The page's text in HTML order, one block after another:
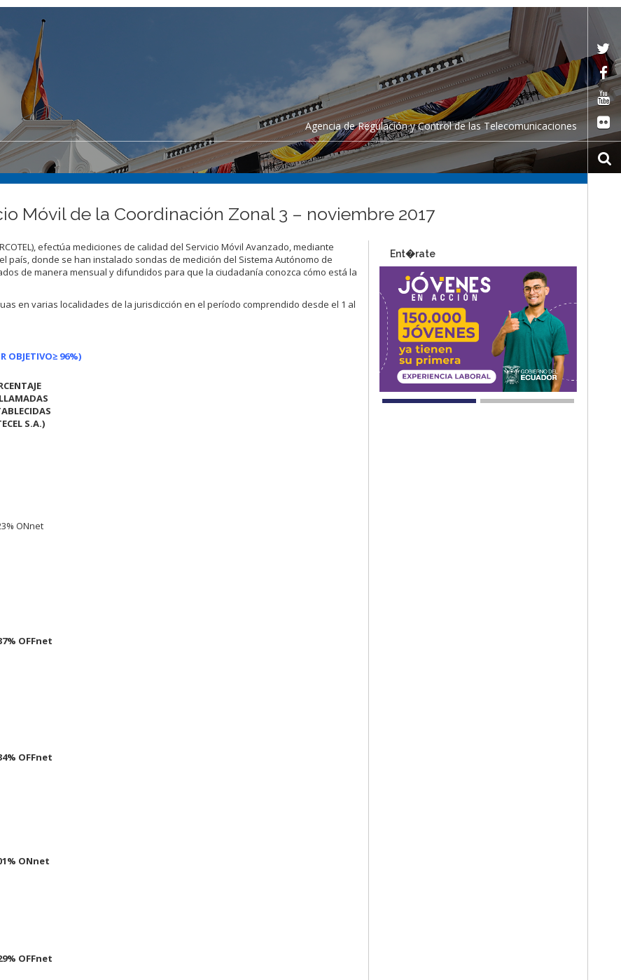
Agencia de Regulación y Control de las Telecomunicaciones
Móvil de la Coordinación Zonal 3 – noviembre 2017
efectúa mediciones de calidad del Servicio Móvil Avanzado, mediante
donde se han instalado sondas de medición del Sistema Autónomo de
de manera mensual y difundidos para que la ciudadanía conozca cómo está la
en varias localidades de la jurisdicción en el período comprendido desde el 1 al
OBJETIVO≥ 96%)
S.A.)
ONnet
OFFnet
OFFnet
ONnet
OFFnet
Ent�rate